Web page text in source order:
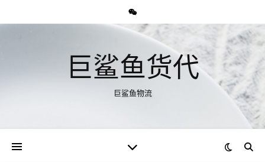
巨鲨鱼货代
巨鲨鱼物流